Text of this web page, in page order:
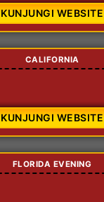
KUNJUNGI WEBSITE
CALIFORNIA
KUNJUNGI WEBSITE
FLORIDA EVENING